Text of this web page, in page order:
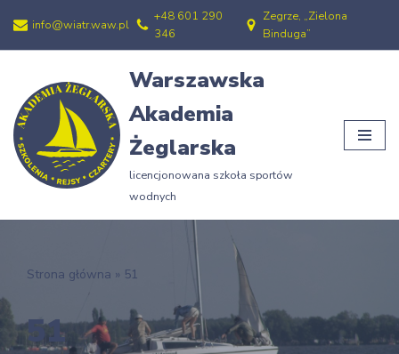
Przejdź
treści
info@wiatr.waw.pl
+48 601 290
346
Zegrze, „Zielona
Binduga”
Warszawska
Akademia
Żeglarska
licencjonowana szkoła sportów
wodnych
Strona główna » 51
51